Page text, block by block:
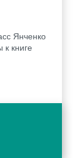
Янченко
книге